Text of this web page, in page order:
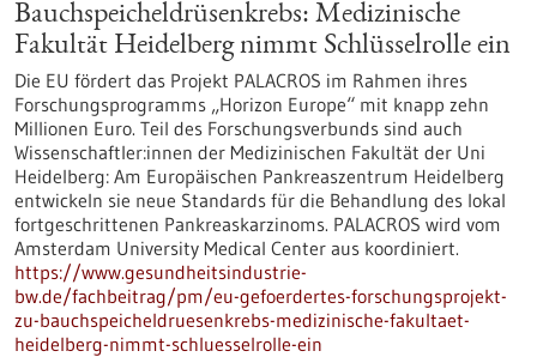
Bauchspeicheldrüsenkrebs: Medizinische
Fakultät Heidelberg nimmt Schlüsselrolle ein
Die EU fördert das Projekt PALACROS im Rahmen ihres
Forschungsprogramms „Horizon Europe“ mit knapp zehn
Millionen Euro. Teil des Forschungsverbunds sind auch
Wissenschaftler:innen der Medizinischen Fakultät der Uni
Heidelberg: Am Europäischen Pankreaszentrum Heidelberg
entwickeln sie neue Standards für die Behandlung des lokal
fortgeschrittenen Pankreaskarzinoms. PALACROS wird vom
Amsterdam University Medical Center aus koordiniert.
https://www.gesundheitsindustrie-
bw.de/fachbeitrag/pm/eu-gefoerdertes-forschungsprojekt-
zu-bauchspeicheldruesenkrebs-medizinische-fakultaet-
heidelberg-nimmt-schluesselrolle-ein